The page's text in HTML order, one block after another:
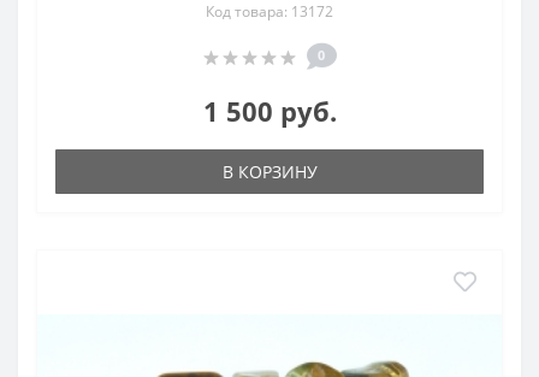
Код товара: 13172
0
1 500 руб.
В КОРЗИНУ